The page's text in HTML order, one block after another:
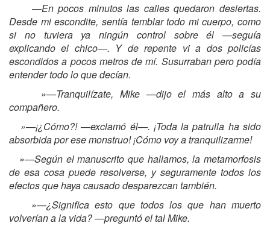
—En pocos minutos las calles quedaron desiertas.
Desde mi escondite, sentía temblar todo mi cuerpo, como
si no tuviera ya ningún control sobre él —seguía
explicando el chico—. Y de repente vi a dos policías
escondidos a pocos metros de mí. Susurraban pero podía
entender todo lo que decían.
»—Tranquilízate, Mike —dijo el más alto a su
compañero.
»—¡¿Cómo?! —exclamó él—. ¡Toda la patrulla ha sido
absorbida por ese monstruo! ¡Cómo voy a tranquilizarme!
»—Según el manuscrito que hallamos, la metamorfosis
de esa cosa puede resolverse, y seguramente todos los
efectos que haya causado desparezcan también.
»—¿Significa esto que todos los que han muerto
volverían a la vida? —preguntó el tal Mike.